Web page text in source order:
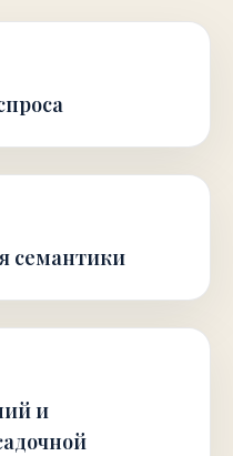
семантики
и